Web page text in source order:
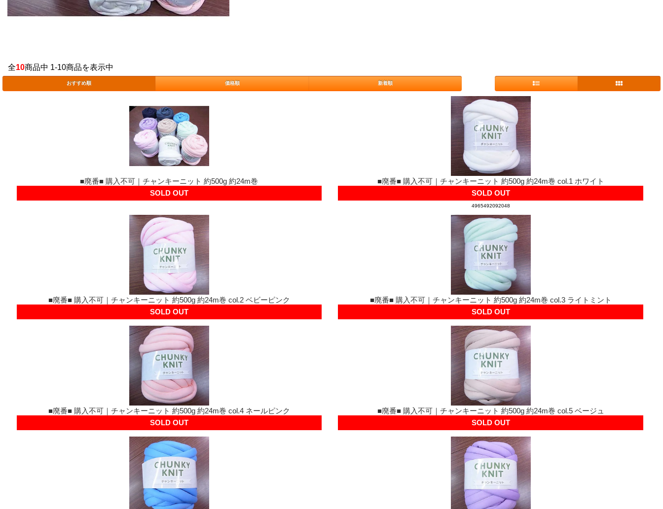
全10商品中 1-10商品を表示中
おすすめ順 価格順 新着順
■廃番■ 購入不可｜チャンキーニット 約500g 約24m巻
SOLD OUT
■廃番■ 購入不可｜チャンキーニット 約500g 約24m巻 col.1 ホワイト
SOLD OUT
4965492092048
■廃番■ 購入不可｜チャンキーニット 約500g 約24m巻 col.2 ベビーピンク
SOLD OUT
■廃番■ 購入不可｜チャンキーニット 約500g 約24m巻 col.3 ライトミント
SOLD OUT
■廃番■ 購入不可｜チャンキーニット 約500g 約24m巻 col.4 ネールピンク
SOLD OUT
■廃番■ 購入不可｜チャンキーニット 約500g 約24m巻 col.5 ベージュ
SOLD OUT